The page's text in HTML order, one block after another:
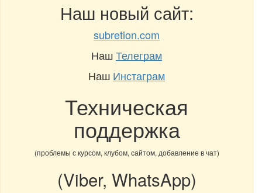
Наш новый сайт:
subretion.com
НашТелеграм
Наш Инстаграм
Техническая
поддержка
(проблемы с курсом, клубом, сайтом, добавление в чат)
(Viber, WhatsApp)